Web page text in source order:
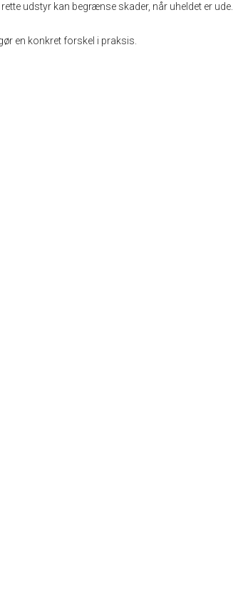
udstyr kan begrænse skader, når uheldet er ude.
en konkret forskel i praksis.